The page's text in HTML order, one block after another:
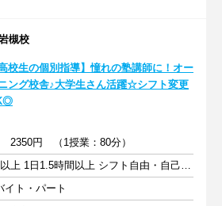
槻校
高校生の個別指導】憧れの塾講師に！オー
ング校舎♪大学生さん活躍☆シフト変更
2350円 （1授業：80分）
週1日以上 1日1.5時間以上 シフト自由・自己申告
イト・パート